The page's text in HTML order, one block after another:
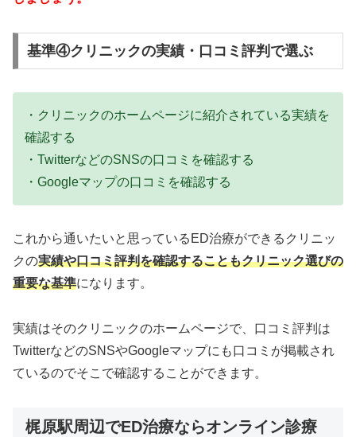
基準④クリニックの実績・口コミ評判で選ぶ
・クリニックのホームページに紹介されている実績を
確認する
・TwitterなどのSNSの口コミを確認する
・Googleマップの口コミを確認する
これから通いたいと思っているED治療ができるクリニッ
クの実績や口コミ評判を確認することもクリニック選びの
重要な基準になります。
実績はそのクリニックのホームページで、口コミ評判は
TwitterなどのSNSやGoogleマップにも口コミが掲載され
ているのでそこで確認することができます。
梶原駅周辺でED治療ならオンライン診療